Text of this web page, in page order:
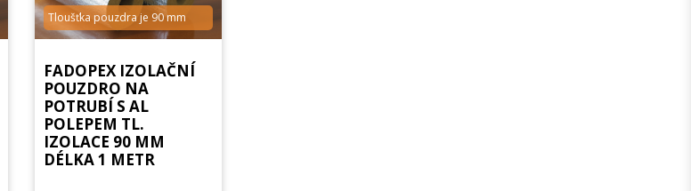
Tloušťka pouzdra je 90 mm
FADOPEX IZOLAČNÍ
POUZDRO NA
POTRUBÍ S AL
POLEPEM TL.
IZOLACE 90 MM
DÉLKA 1 METR